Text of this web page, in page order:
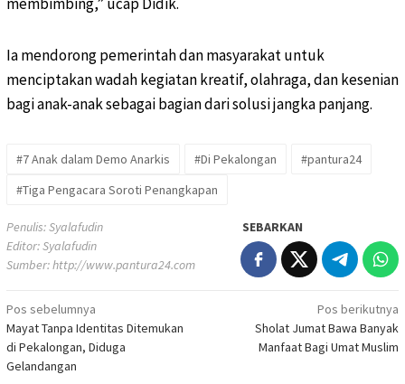
Ia mendorong pemerintah dan masyarakat untuk
menciptakan wadah kegiatan kreatif, olahraga, dan kesenian
bagi anak-anak sebagai bagian dari solusi jangka panjang.
#7 Anak dalam Demo Anarkis #Di Pekalongan
#pantura24
#Tiga Pengacara Soroti Penangkapan
Penulis: Syalafudin
Editor: Syalafudin
Sumber:http://www.pantura24.com
SEBARKAN
Navigasi
pos
Pos sebelumnya
Mayat Tanpa Identitas Ditemukan
di Pekalongan, Diduga
Gelandangan
Pos berikutnya
Sholat Jumat Bawa Banyak
Manfaat Bagi Umat Muslim